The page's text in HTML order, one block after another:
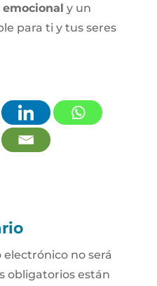
y un
para ti y tus seres
no será
obligatorios están